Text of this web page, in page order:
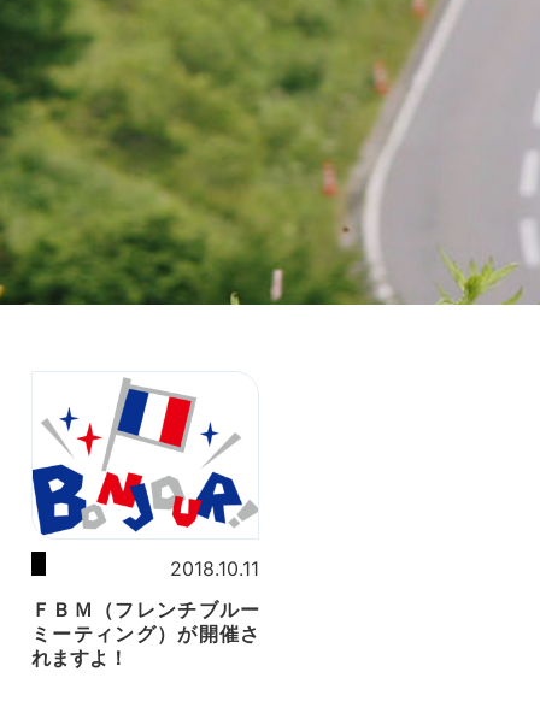
2018.10.11
ＦＢＭ（フレンチブルー
ミーティング）が開催さ
れますよ！